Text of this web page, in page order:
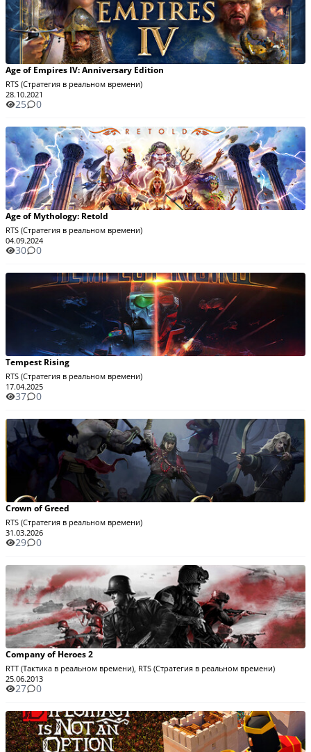
Age of Empires IV: Anniversary Edition
RTS (Стратегия в реальном времени)
28.10.2021
25 0
Age of Mythology: Retold
RTS (Стратегия в реальном времени)
04.09.2024
30 0
Tempest Rising
RTS (Стратегия в реальном времени)
17.04.2025
37 0
Crown of Greed
RTS (Стратегия в реальном времени)
31.03.2026
29 0
Company of Heroes 2
RTT (Тактика в реальном времени), RTS (Стратегия в реальном времени)
25.06.2013
27 0